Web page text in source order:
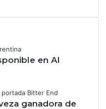
en Al
ganadora de